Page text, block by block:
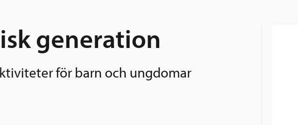
Nyheter &
generation
för barn och ungdomar